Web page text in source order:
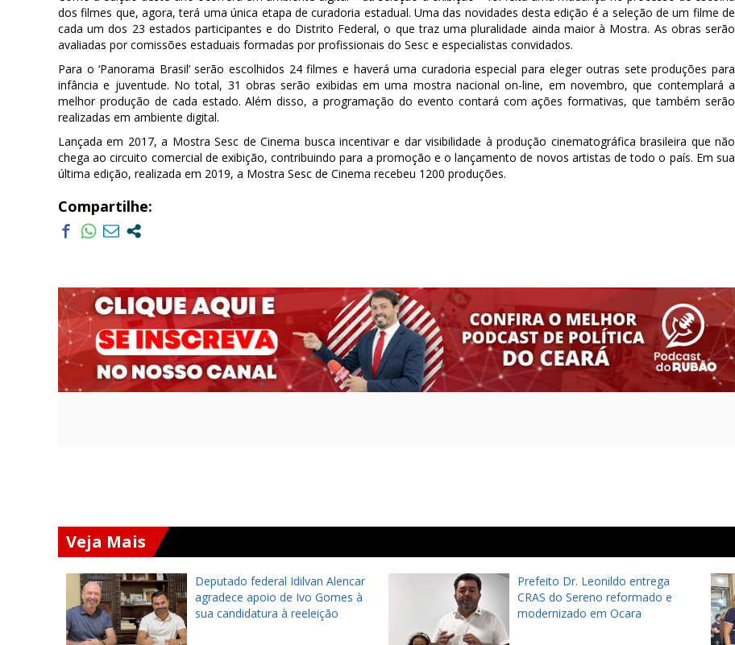
dos filmes que, agora, terá uma única etapa de curadoria estadual. Uma das novidades desta edição é a seleção de um filme de
cada um dos 23 estados participantes e do Distrito Federal, o que traz uma pluralidade ainda maior à Mostra. As obras serão
avaliadas por comissões estaduais formadas por profissionais do Sesc e especialistas convidados.
Para o ‘Panorama Brasil’ serão escolhidos 24 filmes e haverá uma curadoria especial para eleger outras sete produções para
infância e juventude. No total, 31 obras serão exibidas em uma mostra nacional on-line, em novembro, que contemplará a
melhor produção de cada estado. Além disso, a programação do evento contará com ações formativas, que também serão
realizadas em ambiente digital.
Lançada em 2017, a Mostra Sesc de Cinema busca incentivar e dar visibilidade à produção cinematográfica brasileira que não
chega ao circuito comercial de exibição, contribuindo para a promoção e o lançamento de novos artistas de todo o país. Em sua
última edição, realizada em 2019, a Mostra Sesc de Cinema recebeu 1200 produções.
Compartilhe:
Veja Mais
Deputado federal Idilvan Alencar
agradece apoio de Ivo Gomes à
sua candidatura à reeleição
Prefeito Dr. Leonildo entrega
CRAS do Sereno reformado e
modernizado em Ocara